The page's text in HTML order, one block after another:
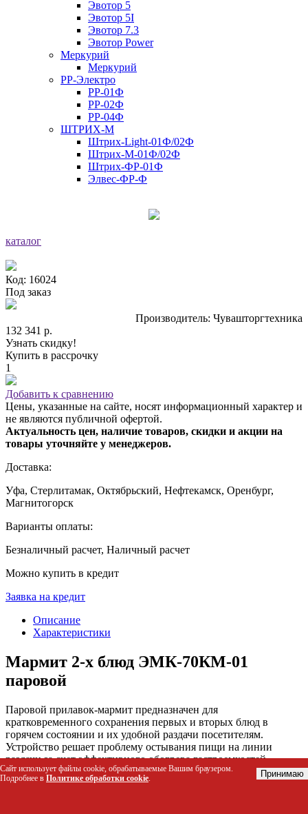
Эвотор 5
Эвотор 5I
Эвотор 7.3
Эвотор Power
Меркурий
Меркурий
РР-Электро
РР-01Ф
РР-02Ф
РР-04Ф
ШТРИХ-М
Штрих-Light-01Ф/02Ф
Штрих-М-01Ф/02Ф
Штрих-ФР-01Ф
Элвес-ФР-Ф
каталог
Код: 16024
Под заказ
Производитель: Чувашторгтехника
132 341 р.
Узнать скидку!
Купить в рассрочку
1
Добавить к сравнению
Цены, указанные на сайте, носят информационный характер и
не являются публичной офертой.
Актуальность цен, наличие товаров, скидки и акции на
товары уточняйте у менеджеров.
Доставка:
Уфа, Стерлитамак, Октябрьский, Нефтекамск, Оренбург,
Магнитогорск
Варианты оплаты:
Безналичный расчет, Наличный расчет
Можно купить в кредит
Заявка на кредит
Описание
Характеристики
Мармит 2-х блюд ЭМК-70КМ-01
паровой
Паровой прилавок-мармит предназначен для
кратковременного сохранения первых и вторых блюд в
горячем состоянии и их удобной раздачи посетителям.
Устройство решает проблему остывания пищи на линии
раздачи за счет эффективного обогрева гастроемкостей
горячим паром с точной регулировкой температуры. Нижняя
часть конструкции оснащена нейтральным шкафом, что
Сайт использует файлы cookie, обрабатываемые Вашим браузером.
Подробнее в Политике обработки cookie. Принимаю